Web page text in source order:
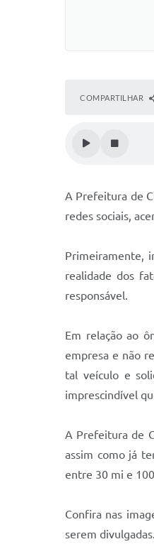
COMPARTILHAR
A Prefeitura de
redes sociais,
Primeiramente,
realidade dos
responsável.
Em relação ao
empresa e não
tal veículo e
imprescindível
A Prefeitura de
assim como já
entre 30 mi e
Confira nas
serem divulgadas.